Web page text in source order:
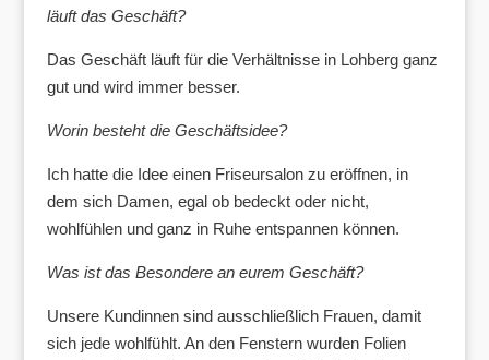
läuft das Geschäft?
Das Geschäft läuft für die Verhältnisse in Lohberg ganz
gut und wird immer besser.
Worin besteht die Geschäftsidee?
Ich hatte die Idee einen Friseursalon zu eröffnen, in
dem sich Damen, egal ob bedeckt oder nicht,
wohlfühlen und ganz in Ruhe entspannen können.
Was ist das Besondere an eurem Geschäft?
Unsere Kundinnen sind ausschließlich Frauen, damit
sich jede wohlfühlt. An den Fenstern wurden Folien